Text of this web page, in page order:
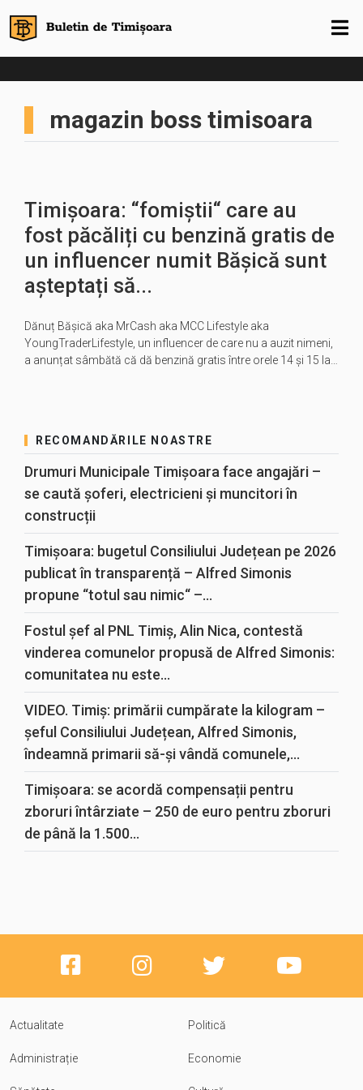
magazin boss timisoara
Timișoara: “fomiștii“ care au
fost păcăliți cu benzină gratis de
un influencer numit Bășică sunt
așteptați să...
Dănuț Bășică aka MrCash aka MCC Lifestyle aka
YoungTraderLifestyle, un influencer de care nu a auzit nimeni,
a anunțat sâmbătă că dă benzină gratis între orele 14 și 15 la…
RECOMANDĂRILE NOASTRE
Drumuri Municipale Timișoara face angajări –
se caută șoferi, electricieni și muncitori în
construcții
Timișoara: bugetul Consiliului Județean pe 2026
publicat în transparență – Alfred Simonis
propune “totul sau nimic“ –...
Fostul șef al PNL Timiș, Alin Nica, contestă
vinderea comunelor propusă de Alfred Simonis:
comunitatea nu este...
VIDEO. Timiș: primării cumpărate la kilogram –
șeful Consiliului Județean, Alfred Simonis,
îndeamnă primarii să-și vândă comunele,...
Timișoara: se acordă compensații pentru
zboruri întârziate – 250 de euro pentru zboruri
de până la 1.500...
Actualitate Politică
Administrație Economie